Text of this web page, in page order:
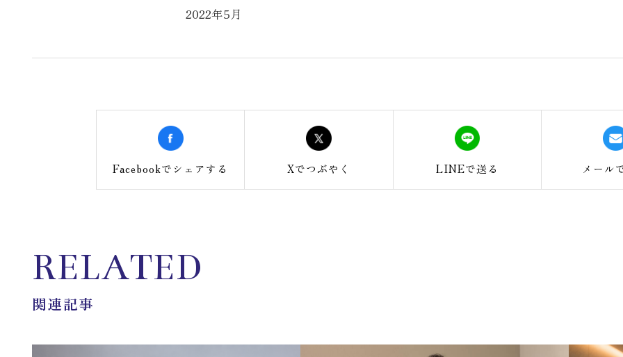
2022年5月
Facebookでシェアする Xでつぶやく LINEで送る メール
RELATED
関連記事